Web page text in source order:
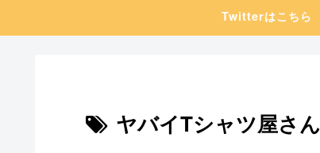
Twitterはこちら
ヤバイTシャツ屋さん